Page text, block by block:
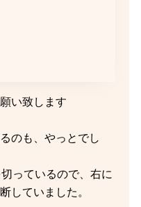
い致します
のも、やっとでし
っているので、右に
していました。